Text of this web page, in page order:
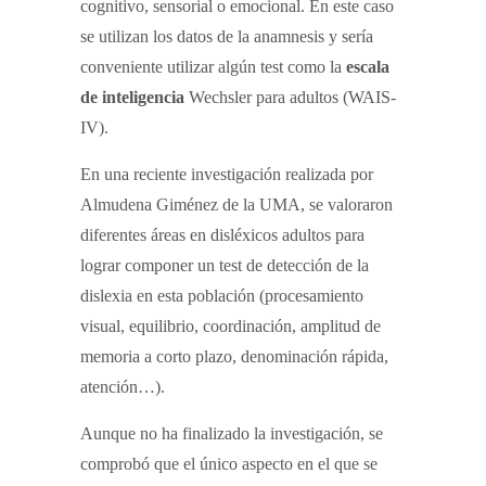
cognitivo, sensorial o emocional. En este caso
se utilizan los datos de la anamnesis y sería
conveniente utilizar algún test como la escala
de inteligencia Wechsler para adultos (WAIS-
IV).
En una reciente investigación realizada por
Almudena Giménez de la UMA, se valoraron
diferentes áreas en disléxicos adultos para
lograr componer un test de detección de la
dislexia en esta población (procesamiento
visual, equilibrio, coordinación, amplitud de
memoria a corto plazo, denominación rápida,
atención…).
Aunque no ha finalizado la investigación, se
comprobó que el único aspecto en el que se